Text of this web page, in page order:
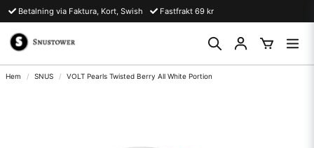
Betalning via Faktura, Kort, Swish Fastfrakt 69 kr
Hem SNUS VOLT Pearls Twisted Berry All White Portion